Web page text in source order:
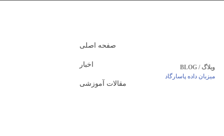
وبلاگ / BLOG
میزبان داده پاسارگاد
صفحه اصلی
اخبار
مقالات آموزشی